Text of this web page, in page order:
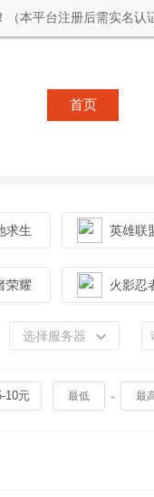
本平台注册后需实名认
首页
求生 英雄联
荣耀 火影忍
选择服务器
10元 -